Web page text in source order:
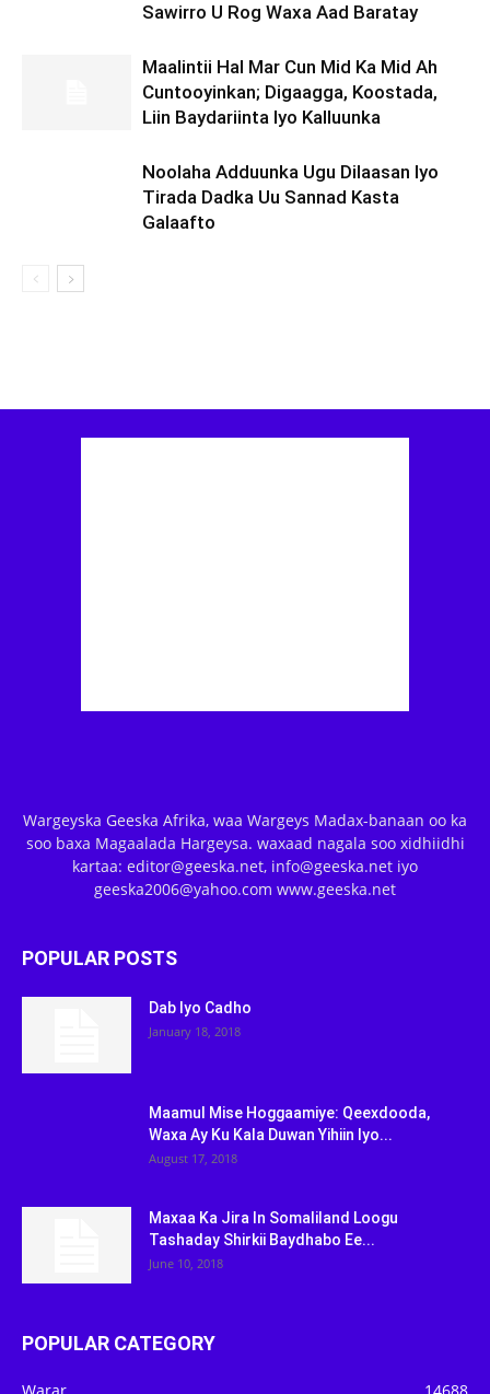
Sawirro U Rog Waxa Aad Baratay
Maalintii Hal Mar Cun Mid Ka Mid Ah
Cuntooyinkan; Digaagga, Koostada,
Liin Baydariinta Iyo Kalluunka
Noolaha Adduunka Ugu Dilaasan Iyo
Tirada Dadka Uu Sannad Kasta
Galaafto
Wargeyska Geeska Afrika, waa Wargeys Madax-banaan oo ka
soo baxa Magaalada Hargeysa. waxaad nagala soo xidhiidhi
kartaa: editor@geeska.net, info@geeska.net iyo
geeska2006@yahoo.com www.geeska.net
POPULAR POSTS
Dab Iyo Cadho
January 18, 2018
Maamul Mise Hoggaamiye: Qeexdooda,
Waxa Ay Ku Kala Duwan Yihiin Iyo...
August 17, 2018
Maxaa Ka Jira In Somaliland Loogu
Tashaday Shirkii Baydhabo Ee...
June 10, 2018
POPULAR CATEGORY